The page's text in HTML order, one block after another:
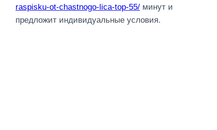
raspisku-ot-chastnogo-lica-top-55/ минут и
предложит индивидуальные условия.